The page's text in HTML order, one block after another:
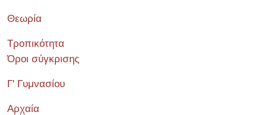
Θεωρία
Τροπικότητα
Όροι σύγκρισης
Γ' Γυμνασίου
Αρχαία